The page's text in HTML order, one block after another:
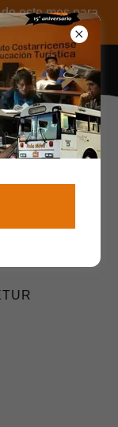
este mes para